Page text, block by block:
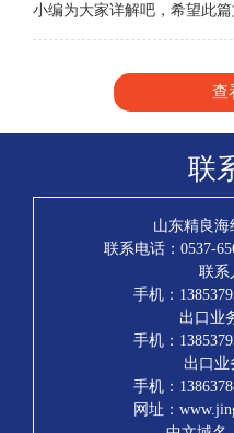
小编为大家详解吧，希望此篇
查
联
山东精良海
联系电话：0537-
联系
手机：
出口业
手机：
出口业
手机：
网址：